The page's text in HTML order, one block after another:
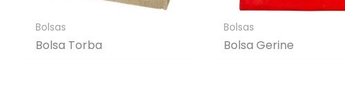
Bolsas
Bolsa Torba
Bolsas
Bolsa Gerine